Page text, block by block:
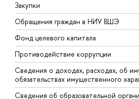
Закупки
Обращения граждан в НИУ ВШЭ
Фонд целевого капитала
Противодействие коррупции
Сведения о доходах, расходах, об
обязательствах имущественного
Сведения об образовательной